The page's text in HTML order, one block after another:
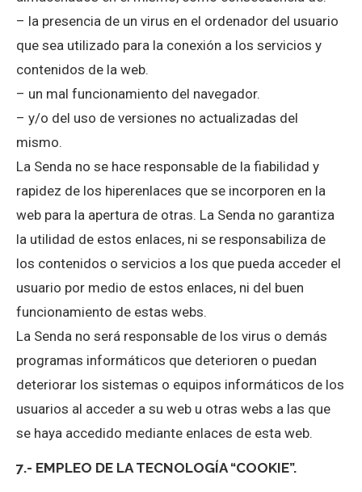
– la presencia de un virus en el ordenador del usuario
que sea utilizado para la conexión a los servicios y
contenidos de la web.
– un mal funcionamiento del navegador.
– y/o del uso de versiones no actualizadas del
mismo.
La Senda no se hace responsable de la fiabilidad y
rapidez de los hiperenlaces que se incorporen en la
web para la apertura de otras. La Senda no garantiza
la utilidad de estos enlaces, ni se responsabiliza de
los contenidos o servicios a los que pueda acceder el
usuario por medio de estos enlaces, ni del buen
funcionamiento de estas webs.
La Senda no será responsable de los virus o demás
programas informáticos que deterioren o puedan
deteriorar los sistemas o equipos informáticos de los
usuarios al acceder a su web u otras webs a las que
se haya accedido mediante enlaces de esta web.
7.- EMPLEO DE LA TECNOLOGÍA “COOKIE”.